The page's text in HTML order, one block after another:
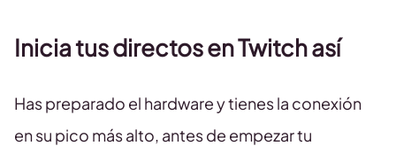
Inicia tus directos en Twitch así
Has preparado el hardware y tienes la conexión
en su pico más alto, antes de empezar tu